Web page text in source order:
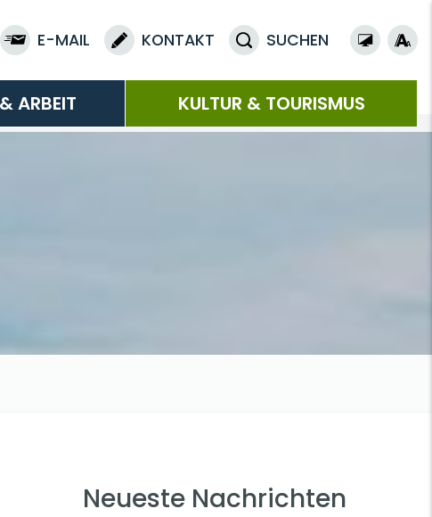
E-MAIL KONTAKT SUCHEN
ARBEIT KULTUR & TOURISMUS
Neueste Nachrichten